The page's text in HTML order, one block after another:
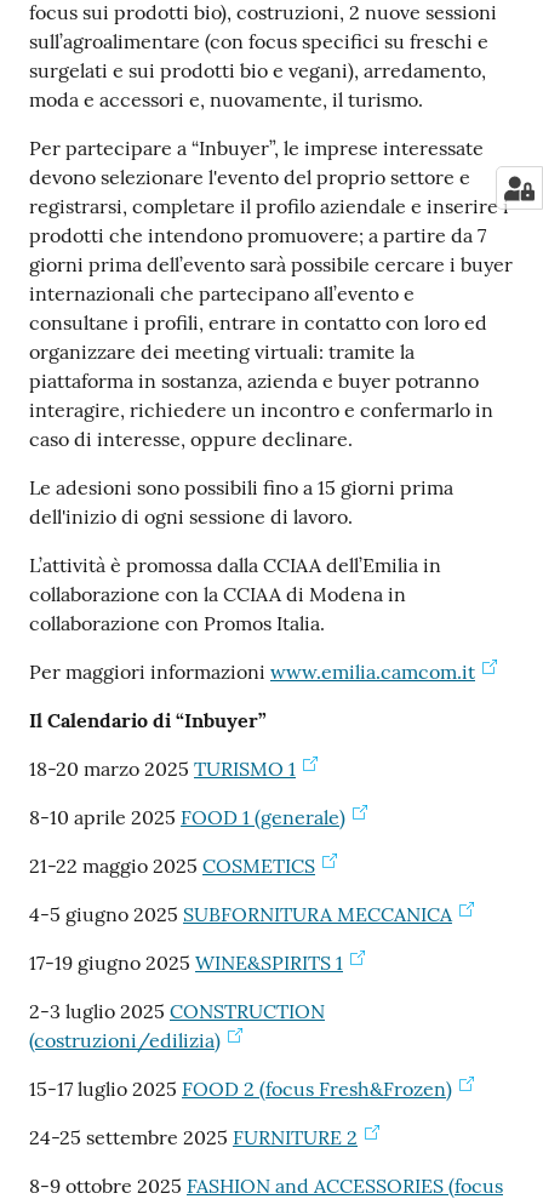
focus sui prodotti bio), costruzioni, 2 nuove sessioni
sull’agroalimentare (con focus specifici su freschi e
surgelati e sui prodotti bio e vegani), arredamento,
moda e accessori e, nuovamente, il turismo.
Per partecipare a “Inbuyer”, le imprese interessate
devono selezionare l'evento del proprio settore e
registrarsi, completare il profilo aziendale e inserire i
prodotti che intendono promuovere; a partire da 7
giorni prima dell’evento sarà possibile cercare i buyer
internazionali che partecipano all’evento e
consultane i profili, entrare in contatto con loro ed
organizzare dei meeting virtuali: tramite la
piattaforma in sostanza, azienda e buyer potranno
interagire, richiedere un incontro e confermarlo in
caso di interesse, oppure declinare.
Le adesioni sono possibili fino a 15 giorni prima
dell'inizio di ogni sessione di lavoro.
L’attività è promossa dalla CCIAA dell’Emilia in
collaborazione con la CCIAA di Modena in
collaborazione con Promos Italia.
Per maggiori informazioni www.emilia.camcom.it
Il Calendario di “Inbuyer”
18-20 marzo 2025 TURISMO 1
8-10 aprile 2025 FOOD 1 (generale)
21-22 maggio 2025 COSMETICS
4-5 giugno 2025 SUBFORNITURA MECCANICA
17-19 giugno 2025 WINE&SPIRITS 1
2-3 luglio 2025 CONSTRUCTION
(costruzioni/edilizia)
15-17 luglio 2025 FOOD 2 (focus Fresh&Frozen)
24-25 settembre 2025 FURNITURE 2
8-9 ottobre 2025 FASHION and ACCESSORIES (focus